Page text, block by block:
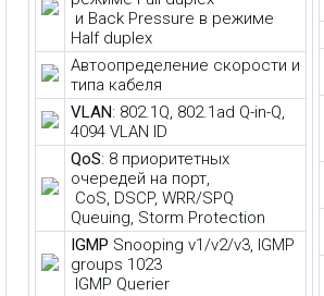
и Back Pressure в режиме
Half duplex
Автоопределение скорости и
типа кабеля
VLAN: 802.1Q, 802.1ad Q-in-Q,
4094 VLAN ID
QoS: 8 приоритетных
очередей на порт,
CoS, DSCP, WRR/SPQ
Queuing, Storm Protection
IGMP Snooping v1/v2/v3, IGMP
groups 1023
IGMP Querier